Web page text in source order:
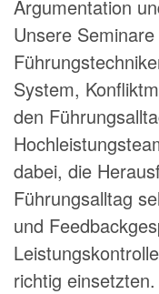
Argumentation
Unsere Seminare
System,
den
dabei, die
Führungsalltag
und
richtig einsetzten.